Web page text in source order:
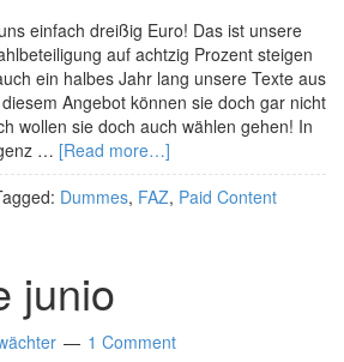
einfach dreißig Euro! Das ist unsere
auf achtzig Prozent steigen
ein halbes Jahr lang unsere Texte aus
Angebot können sie doch gar nicht
wollen sie doch auch wählen gehen! In
… [Read more…]
Dummes, FAZ, Paid Content
junio
1 Comment